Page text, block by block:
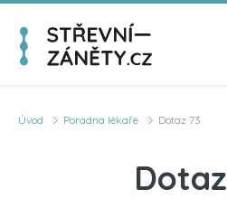
Úvod Poradna lékaře Dotaz 73